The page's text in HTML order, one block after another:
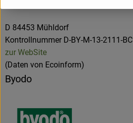
D 84453 Mühldorf
Kontrollnummer D-BY-M-13-2111-BC
zur WebSite
(Daten von Ecoinform)
Byodo